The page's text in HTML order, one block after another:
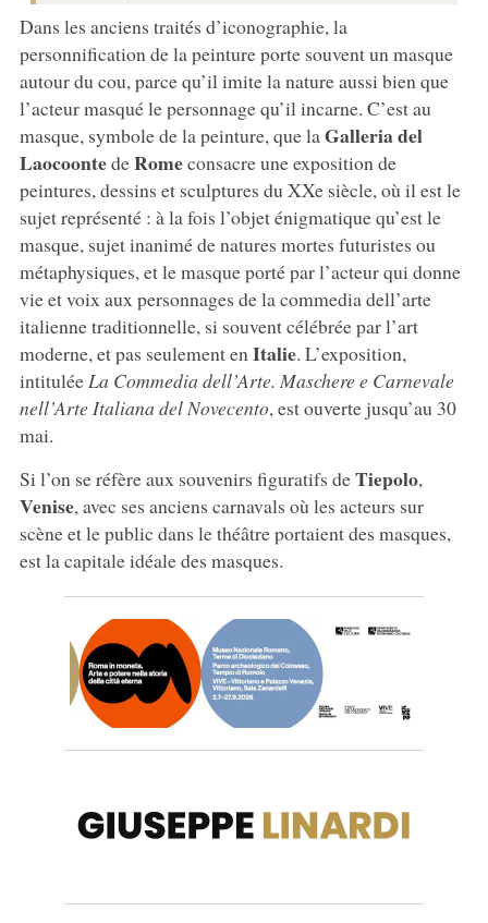
Dans les anciens traités d’iconographie, la
personnification de la peinture porte souvent un masque
autour du cou, parce qu’il imite la nature aussi bien que
l’acteur masqué le personnage qu’il incarne. C’est au
masque, symbole de la peinture, que la Galleria del
LaocoontedeRomeconsacre une exposition de
peintures, dessins et sculptures du XXe siècle, où il est le
sujet représenté : à la fois l’objet énigmatique qu’est le
masque, sujet inanimé de natures mortes futuristes ou
métaphysiques, et le masque porté par l’acteur qui donne
vie et voix aux personnages de la commedia dell’arte
italienne traditionnelle, si souvent célébrée par l’art
moderne, et pas seulement en Italie. L’exposition,
intitulée La Commedia dell’Arte. Maschere e Carnevale
nell’Arte Italiana del Novecento, est ouverte jusqu’au 30
mai.
Si l’on se réfère aux souvenirs figuratifs deTiepolo,
Venise, avec ses anciens carnavals où les acteurs sur
scène et le public dans le théâtre portaient des masques,
est la capitale idéale des masques.